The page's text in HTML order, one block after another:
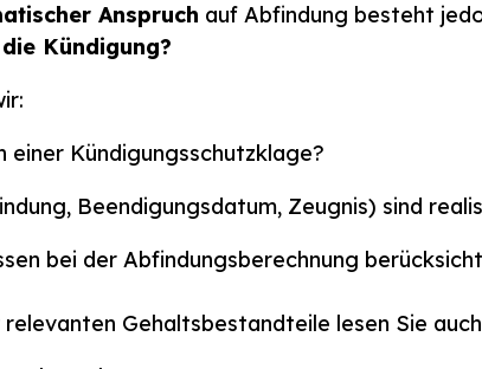
Anspruch auf Abfindung besteht
Kündigung?
Kündigungsschutzklage?
Beendigungsdatum, Zeugnis) sind
bei der Abfindungsberechnung
Gehaltsbestandteile lesen Sie